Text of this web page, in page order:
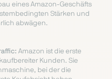
eines Amazon-Geschäfts
Stärken und
abwägen.
Amazon ist die erste
Kunden. Sie
bei der die